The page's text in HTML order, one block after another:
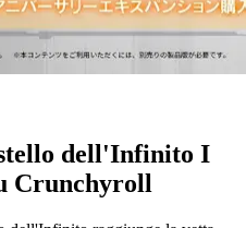
dell'Infinito I
Crunchyroll